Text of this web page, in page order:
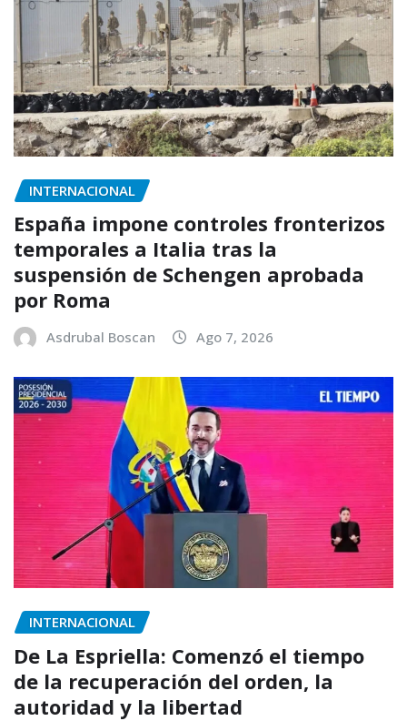
INTERNACIONAL
España impone controles fronterizos
temporales a Italia tras la
suspensión de Schengen aprobada
por Roma
Asdrubal Boscan Ago 7, 2026
INTERNACIONAL
De La Espriella: Comenzó el tiempo
de la recuperación del orden, la
autoridad y la libertad